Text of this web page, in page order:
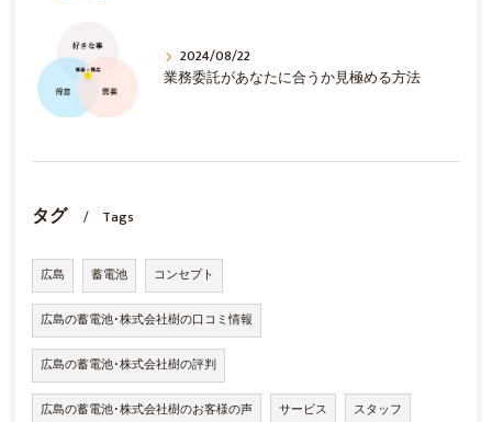
2024/08/22
業務委託があなたに合うか見極める方法
タグ Tags
広島 蓄電池 コンセプト
広島の蓄電池･株式会社樹の口コミ情報
広島の蓄電池･株式会社樹の評判
広島の蓄電池･株式会社樹のお客様の声 サービス スタッフ